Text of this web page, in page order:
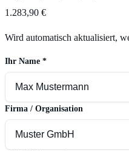
1.283,90 €
Wird automatisch aktualisiert,
Ihr Name *
Firma / Organisation